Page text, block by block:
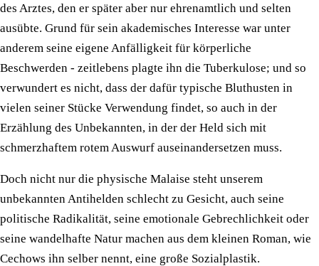
des Arztes, den er später aber nur ehrenamtlich und selten
ausübte. Grund für sein akademisches Interesse war unter
anderem seine eigene Anfälligkeit für körperliche
Beschwerden - zeitlebens plagte ihn die Tuberkulose; und so
verwundert es nicht, dass der dafür typische Bluthusten in
vielen seiner Stücke Verwendung findet, so auch in der
Erzählung des Unbekannten, in der der Held sich mit
schmerzhaftem rotem Auswurf auseinandersetzen muss.
Doch nicht nur die physische Malaise steht unserem
unbekannten Antihelden schlecht zu Gesicht, auch seine
politische Radikalität, seine emotionale Gebrechlichkeit oder
seine wandelhafte Natur machen aus dem kleinen Roman, wie
Cechows ihn selber nennt, eine große Sozialplastik.